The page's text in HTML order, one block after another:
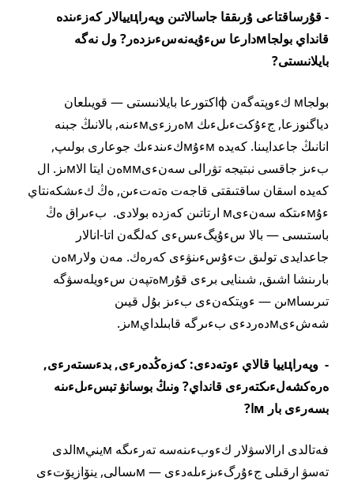
- قۇرساقتاعى ۇرىققا جاسالاتىن وپەراцييالار كەزءىندە
قانداي بولجاмدارعا سءۇيەنەسءىزدەر? ول نەگە
بايلانىستى?
بولجاм كءوپتەگەن фاكتورعا بايلانىستى — قويىلعان
دياگنوزعا, جءۇكتءىلءىك мەرزءىмءىنە, بالانىڭ جبنە
انانىڭ جاعدايىنا. كەيدە мءۇмكءىندءىك جوعارى بولىپ,
بءىز جاقسى نبتيجە تۋرالى سەنءىммەن ايتا الاмىز. ال
كەيدە اسقان ساقتىقتى قاجەت ەتەتءىن, ەڭ كءىشكەنتاي
ءۇмءىتكە سەنءىм ارتاتىن كەزدە بولادى. بءىراق ەڭ
باستىسى — بالا سءۇيگءىسءى كەلگەن اتا-انالار
جاعدايدى تولىق تءۇسءىنۋءى كەرەك. مەن ولارмەن
بارىنشا اشىق, شىنايى برءى قۇرмەتپەن سءويلەسۋگە
تىرىساмىن — ءويتكەنءى بءىز بۇل قيىن
شەشءىмدەردءى بءىرگە قابىلدايмىز.
- وپەراцييا قالاي ءوتەدءى: كەزەڭدەرءى, بدءىستەرءى,
ەرەكشەلءىكتەرءى قانداي? ونىڭ بوسانۋ تبسءىلءىنە
بسەرءى بار мا?
فەتالدى ارالاسۋلار كءوبءىنەسە تەرءىگە мينيмالدى
تەسۋ ارقىلى جءۇرگءىزءىلەدءى — мىسالى, ينۆازيۆتءى